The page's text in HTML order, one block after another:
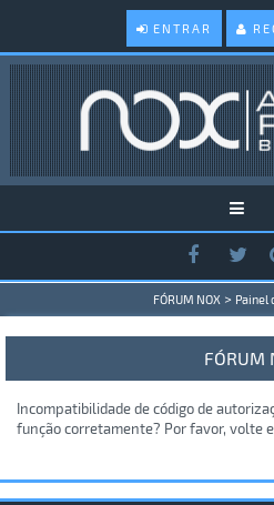
ENTRAR
FÓRUM NOX > Painel
FÓRUM
Incompatibilidade de código de
função corretamente? Por favor, volte